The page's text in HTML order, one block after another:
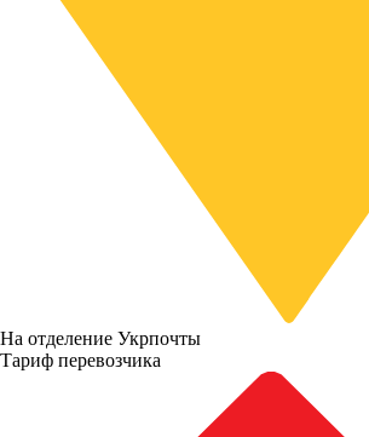
На отделение Укрпочты
Тариф перевозчика